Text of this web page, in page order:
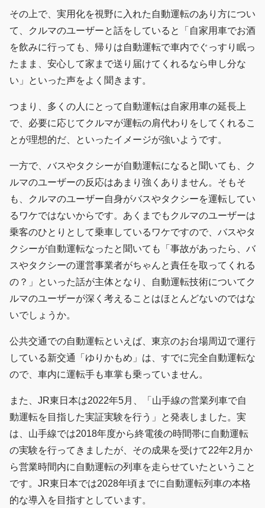
その上で、実用化を視野に入れた自動運転のあり方につい
て、クルマのユーザーと話をしていると「自家用車でお酒
を飲みに行っても、帰りは自動運転で車内でぐっすり眠っ
たまま、安心して家まで送り届けてくれるなら申し分な
い」といった声をよく聞きます。
つまり、多くの人にとって自動運転は自家用車の延長上
で、必要に応じてクルマが運転の肩代わりをしてくれるこ
とが理想的だ、といったイメージが強いようです。
一方で、バスやタクシーが自動運転になると聞いても、ク
ルマのユーザーの反応はあまり強くありません。そもそ
も、クルマのユーザー自身がバスやタクシーを運転してい
るワケではないからです。あくまでもクルマのユーザーは
乗客のひとりとして乗車しているワケですので、バスやタ
クシーが自動運転なったと聞いても「事故があったら、バ
スやタクシーの運営事業者がちゃんと責任を取ってくれる
の？」といった話が主体となり、自動運転技術についてク
ルマのユーザーが深く考えることはほとんどないのではな
いでしょうか。
公共交通での自動運転といえば、東京のお台場周辺で運行
している新交通「ゆりかもめ」は、すでに完全自動運転な
ので、車内に運転手も車掌も乗っていません。
また、JR東日本は2022年5月、「山手線の営業列車で自
動運転を目指した実証実験を行う」と発表しました。実
は、山手線では2018年度から終電後の時間帯に自動運転
の実験を行ってきましたが、その成果を受けて22年2月か
ら営業時間内に自動運転の列車を走らせていたということ
です。JR東日本では2028年頃までに自動運転列車の本格
的な導入を目指すとしています。